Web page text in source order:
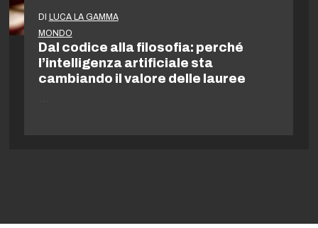
DI
LUCA LA GAMMA
MONDO
Dal codice alla filosofia: perché
l’intelligenza artificiale sta
cambiando il valore delle lauree